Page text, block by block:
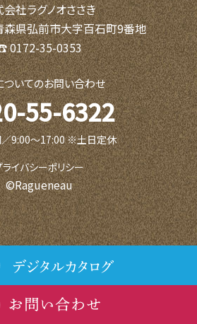
社ラグノオささき
森県弘前市大字百石町9番地
0172-35-0353
ついてのお問い合わせ
55-6322
9:00〜17:00 ※土日定休
ライバシーポリシー
©Ragueneau